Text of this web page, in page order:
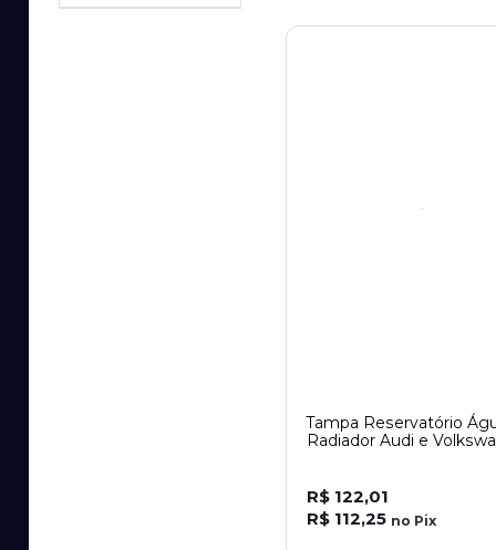
-Vaico
Tampa Reservatório
Radiador Audi e
R$ 122,01
R$ 112,25 no Pix